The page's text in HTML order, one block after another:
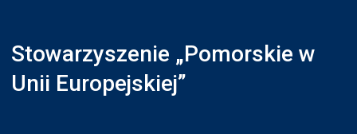
Stowarzyszenie „Pomorskie w
Unii Europejskiej”